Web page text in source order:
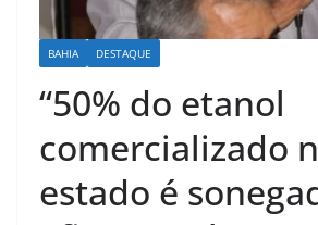
BAHIA DESTAQUE
“50% do etanol
comercializado
estado é